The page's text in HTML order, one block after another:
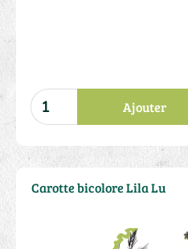
Ajouter
Carotte bicolore Lila Lu